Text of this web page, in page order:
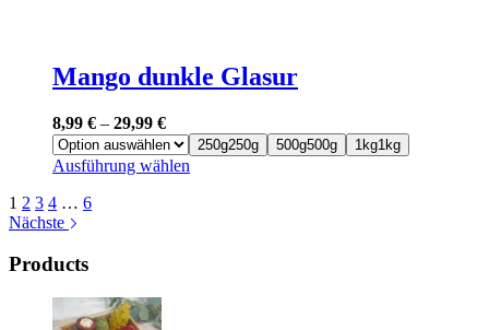
Mango dunkle Glasur
8,99 € – 29,99 €
250g250g 500g500g 1kg1kg
Ausführung wählen
1 2 3 4 … 6
Nächste
Products